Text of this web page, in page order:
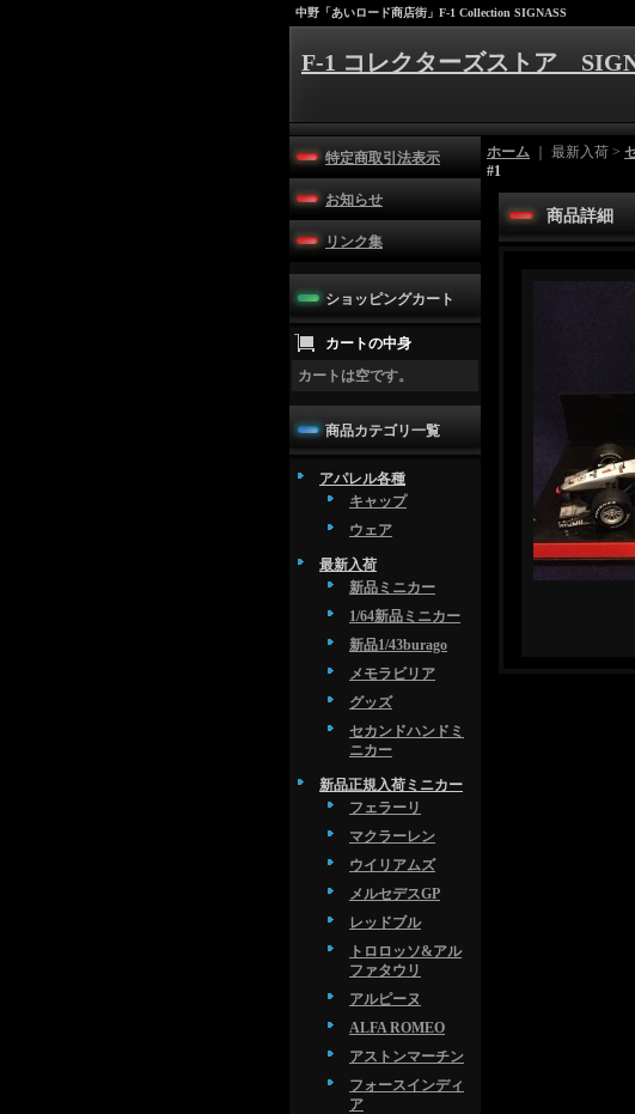
中野「あいロード商店街」F-1 Collection SIGNASS
F-1 コレクターズストア
特定商取引法表示
お知らせ
リンク集
ショッピングカート
カートの中身
カートは空です。
商品カテゴリ一覧
アパレル各種
キャップ
ウェア
最新入荷
新品ミニカー
1/64新品ミニカー
新品1/43burago
メモラビリア
グッズ
セカンドハンドミ
ニカー
新品正規入荷ミニカー
フェラーリ
マクラーレン
ウイリアムズ
メルセデスGP
レッドブル
トロロッソ&アル
ファタウリ
アルピーヌ
ALFA ROMEO
アストンマーチン
フォースインディ
ア
ホーム ｜ 最新入荷 >
#1
商品詳細